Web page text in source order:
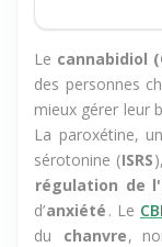
Lecannabidiol
des personnes
mieux gérer leur
La paroxétine,
sérotonine ( ISRS
régulation de
d’anxiété. Le